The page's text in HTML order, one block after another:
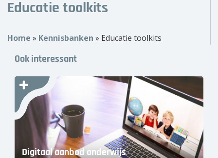
Persoonlijk advies
Wie zijn wij?
Onze partners
Contact
Educatie toolkits
Home » Kennisbanken » Educatie toolkits
Ook interessant
Digitaal aanbod onderwijs